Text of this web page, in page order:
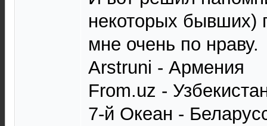
некоторых бывших)
мне очень по нраву.
Arstruni - Армения
From.uz -
7-й Океан -